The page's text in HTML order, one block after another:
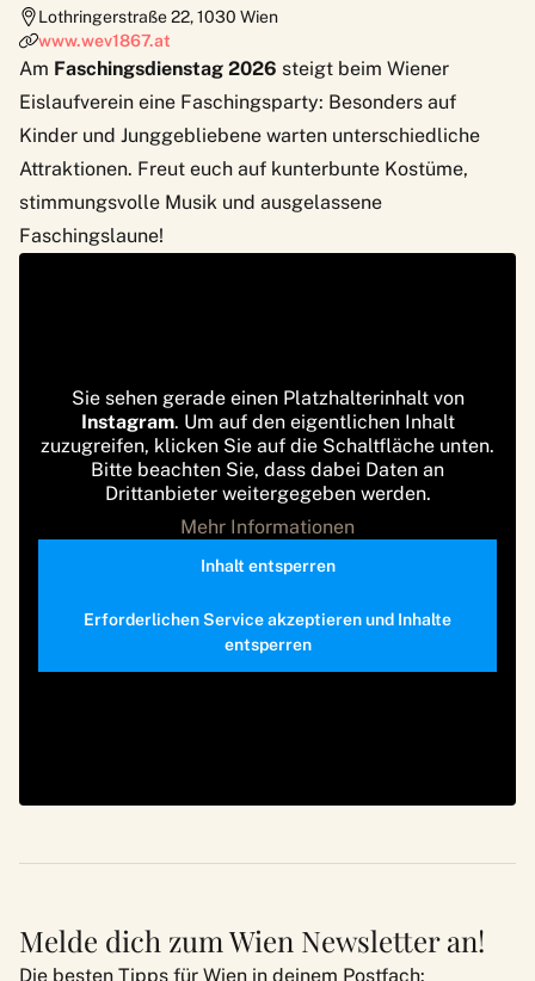
Lothringerstraße 22,1030 Wien
www.wev1867.at
Am Faschingsdienstag 2026 steigt beim Wiener
Eislaufverein eine Faschingsparty: Besonders auf
Kinder und Junggebliebene warten unterschiedliche
Attraktionen. Freut euch auf kunterbunte Kostüme,
stimmungsvolle Musik und ausgelassene
Faschingslaune!
Sie sehen gerade einen Platzhalterinhalt von
Instagram. Um auf den eigentlichen Inhalt
zuzugreifen, klicken Sie auf die Schaltfläche unten.
Bitte beachten Sie, dass dabei Daten an
Drittanbieter weitergegeben werden.
Mehr Informationen
Inhalt entsperren
Erforderlichen Service akzeptieren und Inhalte
entsperren
Melde dich zum Wien Newsletter an!
Die besten Tipps für Wien in deinem Postfach: